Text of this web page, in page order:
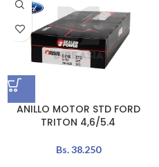
ANILLO MOTOR STD FORD
TRITON 4,6/5.4
Bs.38.250